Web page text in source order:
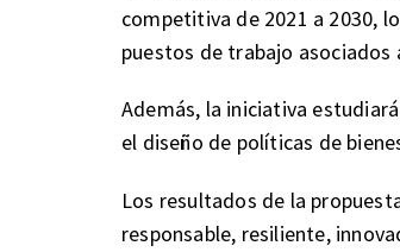
competitiva de 2021 a 2030,
puestos de trabajo asociados
Además, la iniciativa
el diseño de políticas de
Los resultados de la
responsable, resiliente,